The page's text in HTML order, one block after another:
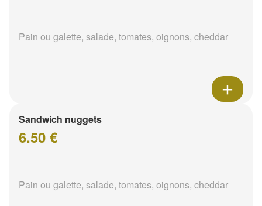
Pain ou galette, salade, tomates, oignons, cheddar
Sandwich nuggets
6.50 €
Pain ou galette, salade, tomates, oignons, cheddar